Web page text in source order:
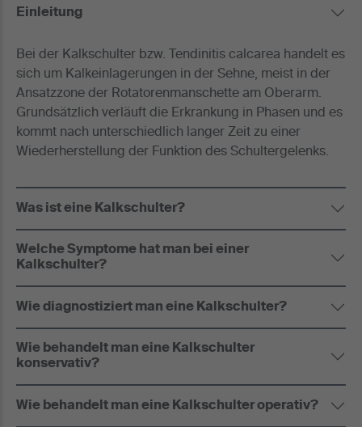
Einleitung
Bei der Kalkschulter bzw. Tendinitis calcarea handelt es
sich um Kalkeinlagerungen in der Sehne, meist in der
Ansatzzone der Rotatorenmanschette am Oberarm.
Grundsätzlich verläuft die Erkrankung in Phasen und es
kommt nach unterschiedlich langer Zeit zu einer
Wiederherstellung der Funktion des Schultergelenks.
Was ist eine Kalkschulter?
Welche Symptome hat man bei einer
Kalkschulter?
Wie diagnostiziert man eine Kalkschulter?
Wie behandelt man eine Kalkschulter
konservativ?
Wie behandelt man eine Kalkschulter operativ?